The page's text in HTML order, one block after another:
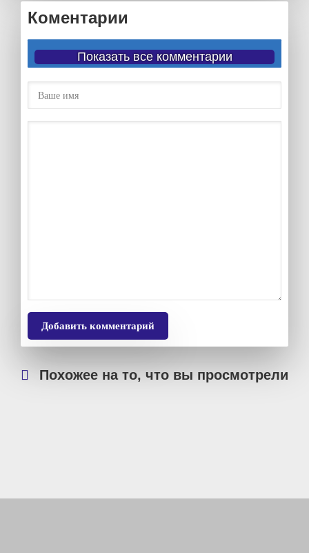
Коментарии
Показать все комментарии
Добавить комментарий
Похожее на то, что вы просмотрели